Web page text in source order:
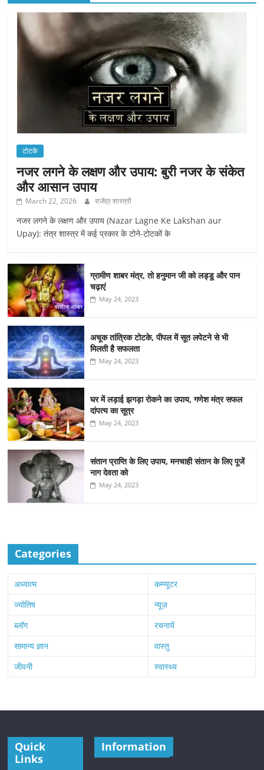
टोटके
नजर लगने के लक्षण और उपाय: बुरी नजर के संकेत
और आसान उपाय
March 22, 2026 राजेंद्र शास्त्री
नजर लगने के लक्षण और उपाय (Nazar Lagne Ke Lakshan aur
Upay): तंत्र शास्त्र में कई प्रकार के टोने-टोटकों के
ग्रामीण शाबर मंत्र, तो हनुमान जी को लड्डू और पान
चढ़ाएं
May 24, 2023
अचूक तांत्रिक टोटके, पीपल में सूत लपेटने से भी
मिलती है सफलता
May 24, 2023
घर में लड़ाई झगड़ा रोकने का उपाय, गणेश मंत्र सफल
दांपत्य का सूत्र
May 24, 2023
संतान प्राप्ति के लिए उपाय, मनचाही संतान के लिए पूजें
नाग देवता को
May 24, 2023
Categories
अध्यात्म
कम्प्यूटर
ज्योतिष
न्यूज़
ब्लॉग
रचनायें
सामान्य ज्ञान
वास्तु
जीवनी
स्वास्थ्य
Quick
Links
Information